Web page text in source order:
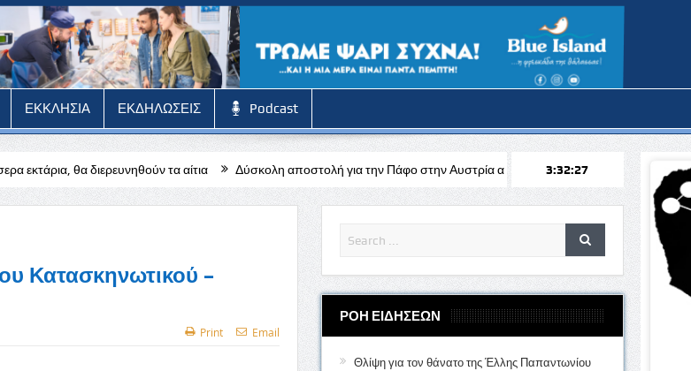
ΕΚΚΛΗΣΙΑ ΕΚΔΗΛΩΣΕΙΣ Podcast
τα αίτια Δύσκολη αποστολή για την Πάφο στην Αυστρία απέναντι στη Σάλτσμπουργκ για το Europa League
3:32:29
Κατασκηνωτικού –
Print Email
ΡΟΗ ΕΙΔΗΣΕΩΝ
Θλίψη για τον θάνατο της Έλλης Παπαντωνίου